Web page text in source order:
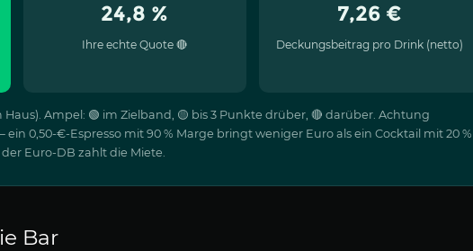
24,8 %
Ihre echte Quote 🔴
7,26 €
Deckungsbeitrag pro Drink (netto)
Ampel: 🟢 im Zielband, 🟡 bis 3 Punkte drüber, 🔴 darüber. Achtung
ein 0,50-€-Espresso mit 90 % Marge bringt weniger Euro als ein Cocktail mit 20 %
Euro-DB zahlt die Miete.
Bar